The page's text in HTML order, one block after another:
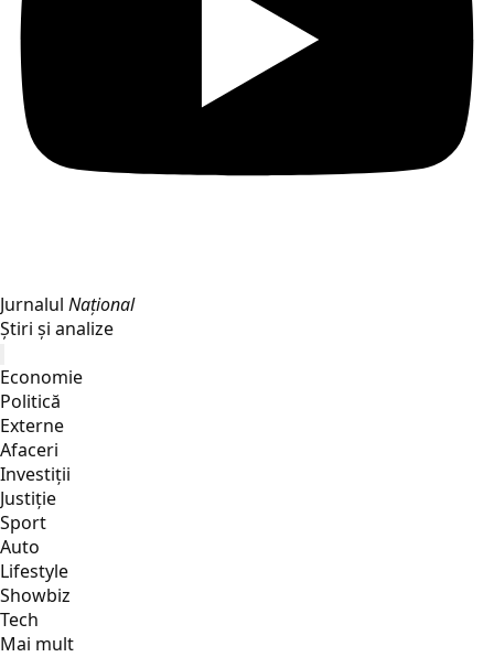
Jurnalul Național
Știri și analize
Economie
Politică
Externe
Afaceri
Investiții
Justiţie
Sport
Auto
Lifestyle
Showbiz
Tech
Mai mult